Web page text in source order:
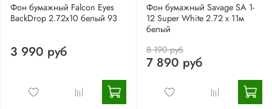
Фон бумажный Falcon Eyes
BackDrop 2.72x10 белый 93
3 990 руб
Фон бумажный Savage SA 1-
12 Super White 2.72 x 11м
белый
8 190 руб
7 890 руб